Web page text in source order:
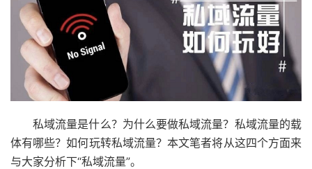
私域流量是什么？为什么要做私域流量？私域流量的载
体有哪些？如何玩转私域流量？本文笔者将从这四个方面来
与大家分析下“私域流量”。